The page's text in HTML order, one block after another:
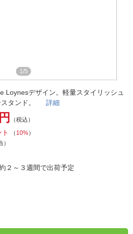
1/5
Loynesデザイン。軽量スタイリッシュ
スタンド。 詳細
（税込）
（ 10%）
２～３週間で出荷予定